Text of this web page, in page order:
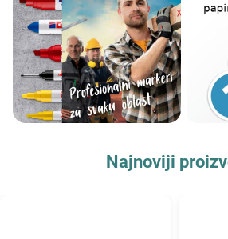
Najnoviji